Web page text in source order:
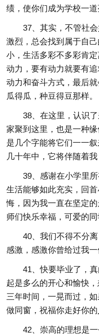
绩，使你们成为学校一道
37、其实，不管社
激烈，总会找到属于自
小，生活多彩不多彩肯
动力，要有动力就要有
动力和奋斗方式，最后
瓜得瓜，种豆得豆那样。
38、在这里，认识
家聚到这里，也是一种
是几个字能将它们一一
几十年中，它将伴随着
39、感谢在小学里
生活能够如此充实，回
悔，因为我一直在坚定
师们快乐幸福，可爱的同
40、我们不得不分
感激，感激你曾给过我一
41、快要毕业了，
起是多么的开心和愉快
三年时间，一晃而过，
做同窗，祝福你走好你的
42、崇高的理想是